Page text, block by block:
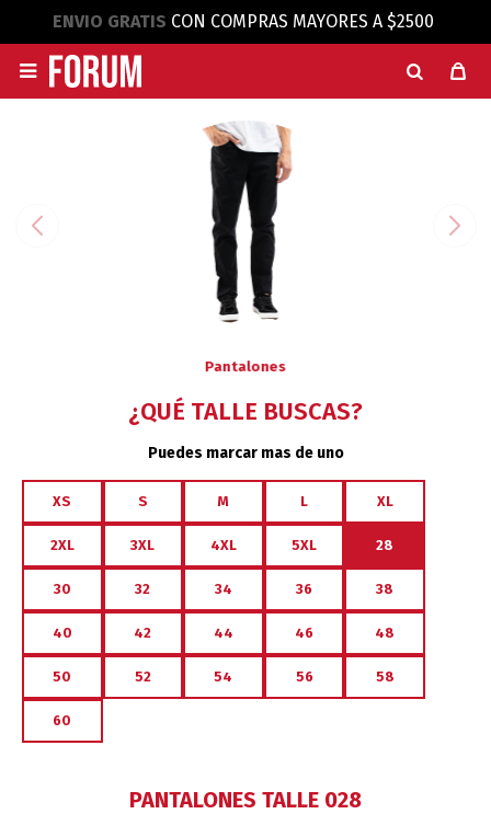
ENVIO GRATIS CON COMPRAS MAYORES A $2500

Pantalones
¿QUÉ TALLE BUSCAS?
Puedes marcar mas de uno
XS S M L XL
2XL 3XL 4XL 5XL 28
30 32 34 36 38
40 42 44 46 48
50 52 54 56 58
60
PANTALONES TALLE 028